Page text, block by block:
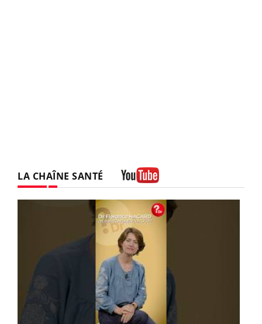
LA CHAÎNE SANTÉ